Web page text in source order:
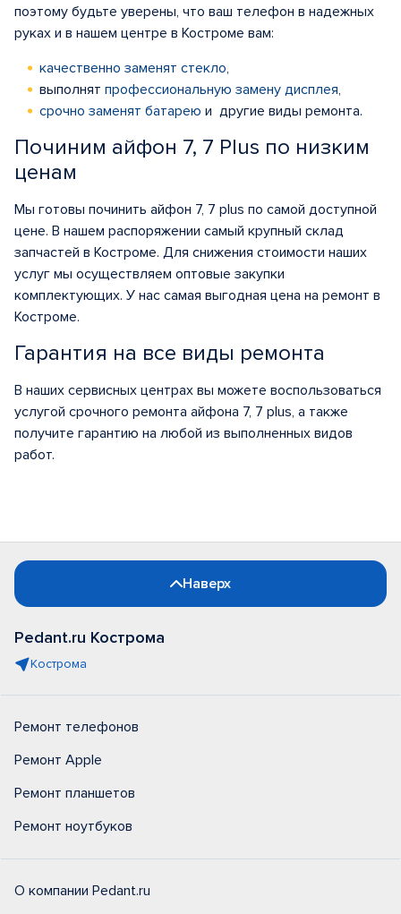
поэтому будьте уверены, что ваш телефон в надежных
руках и в нашем центре в Костроме вам:
качественно заменят стекло,
выполнят профессиональную замену дисплея,
срочно заменят батарею и другие виды ремонта.
Починим айфон 7, 7 Plus по низким
ценам
Мы готовы починить айфон 7, 7 plus по самой доступной
цене. В нашем распоряжении самый крупный склад
запчастей в Костроме. Для снижения стоимости наших
услуг мы осуществляем оптовые закупки
комплектующих. У нас самая выгодная цена на ремонт в
Костроме.
Гарантия на все виды ремонта
В наших сервисных центрах вы можете воспользоваться
услугой срочного ремонта айфона 7, 7 plus, а также
получите гарантию на любой из выполненных видов
работ.
Наверх
Pedant.ru Кострома
Кострома
Ремонт телефонов
Ремонт Apple
Ремонт планшетов
Ремонт ноутбуков
О компании Pedant.ru